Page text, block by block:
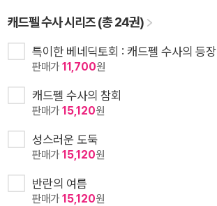
캐드펠 수사 시리즈 (총 24권)
특이한 베네딕토회 : 캐드펠 수사의 등장
판매가11,700원
캐드펠 수사의 참회
판매가15,120원
성스러운 도둑
판매가15,120원
반란의 여름
판매가15,120원